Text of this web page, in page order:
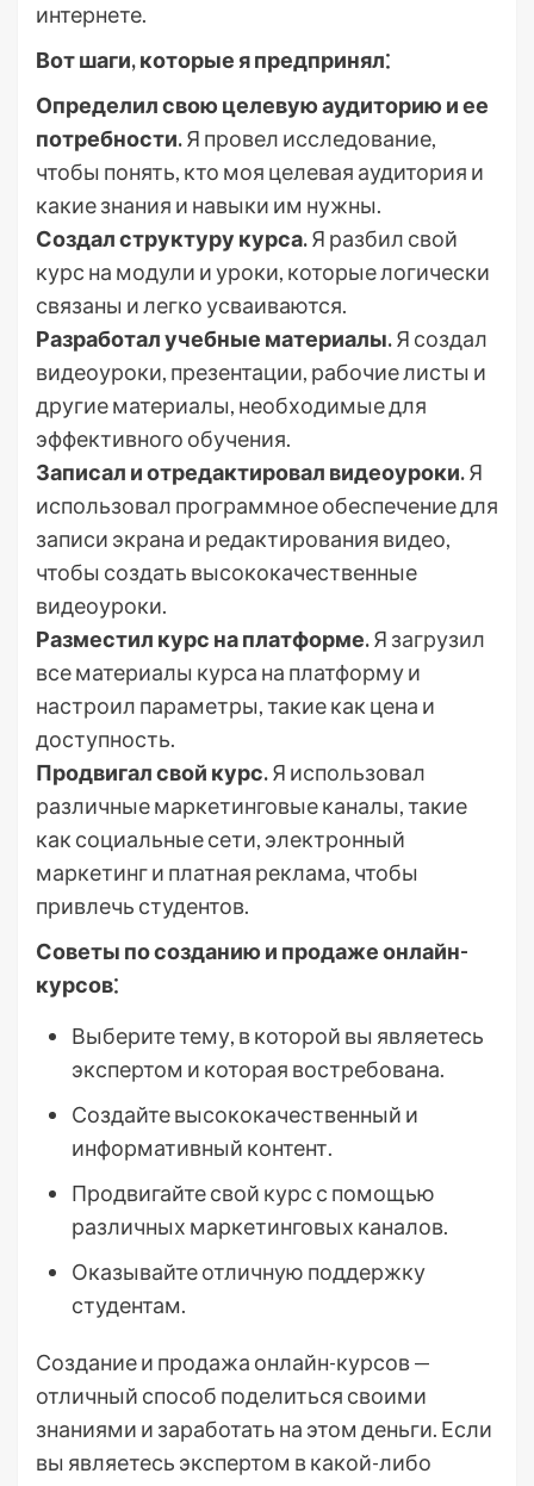
интернете.
Вот шаги, которые я предпринял⁚
Определил свою целевую аудиторию и ее
потребности.Я провел исследование,
чтобы понять, кто моя целевая аудитория и
какие знания и навыки им нужны.
Создал структуру курса.Я разбил свой
курс на модули и уроки, которые логически
связаны и легко усваиваются.
Разработал учебные материалы.Я создал
видеоуроки, презентации, рабочие листы и
другие материалы, необходимые для
эффективного обучения.
Записал и отредактировал видеоуроки.Я
использовал программное обеспечение для
записи экрана и редактирования видео,
чтобы создать высококачественные
видеоуроки.
Разместил курс на платформе.Я загрузил
все материалы курса на платформу и
настроил параметры, такие как цена и
доступность.
Продвигал свой курс.Я использовал
различные маркетинговые каналы, такие
как социальные сети, электронный
маркетинг и платная реклама, чтобы
привлечь студентов.
Советы по созданию и продаже онлайн-
курсов⁚
Выберите тему, в которой вы являетесь
экспертом и которая востребована.
Создайте высококачественный и
информативный контент.
Продвигайте свой курс с помощью
различных маркетинговых каналов.
Оказывайте отличную поддержку
студентам.
Создание и продажа онлайн-курсов —
отличный способ поделиться своими
знаниями и заработать на этом деньги. Если
вы являетесь экспертом в какой-либо